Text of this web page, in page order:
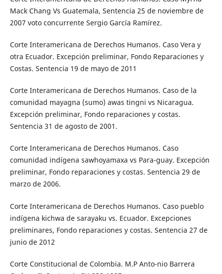
Mack Chang Vs Guatemala, Sentencia 25 de noviembre de
2007 voto concurrente Sergio García Ramírez.
Corte Interamericana de Derechos Humanos. Caso Vera y
otra Ecuador. Excepción preliminar, Fondo Reparaciones y
Costas. Sentencia 19 de mayo de 2011
Corte Interamericana de Derechos Humanos. Caso de la
comunidad mayagna (sumo) awas tingni vs Nicaragua.
Excepción preliminar, Fondo reparaciones y costas.
Sentencia 31 de agosto de 2001.
Corte Interamericana de Derechos Humanos. Caso
comunidad indígena sawhoyamaxa vs Para-guay. Excepción
preliminar, Fondo reparaciones y costas. Sentencia 29 de
marzo de 2006.
Corte Interamericana de Derechos Humanos. Caso pueblo
indígena kichwa de sarayaku vs. Ecuador. Excepciones
preliminares, Fondo reparaciones y costas. Sentencia 27 de
junio de 2012
Corte Constitucional de Colombia. M.P Anto-nio Barrera